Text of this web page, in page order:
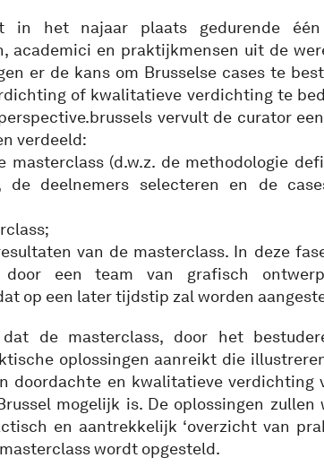
in het najaar plaats gedurende één
academici en praktijkmensen uit de
er de kans om Brusselse cases te
of kwalitatieve verdichting te
vervult de curator
verdeeld:
masterclass (d.w.z. de methodologie
deelnemers selecteren en de
van de masterclass. In deze
een team van grafisch
op een later tijdstip zal worden
de masterclass, door het
oplossingen aanreikt die
doordachte en kwalitatieve verdichting
mogelijk is. De oplossingen zullen
en aantrekkelijk ‘overzicht van
wordt opgesteld.